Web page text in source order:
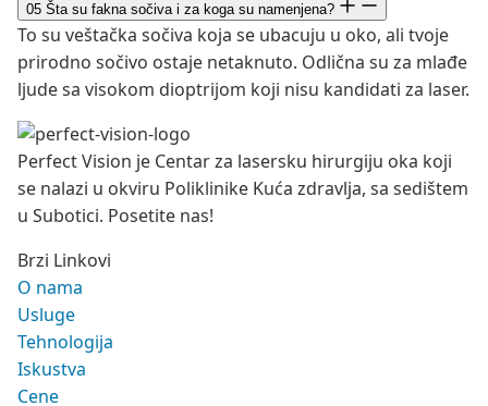
05 Šta su fakna sočiva i za koga su namenjena?
To su veštačka sočiva koja se ubacuju u oko, ali tvoje
prirodno sočivo ostaje netaknuto. Odlična su za mlađe
ljude sa visokom dioptrijom koji nisu kandidati za laser.
Perfect Vision je Centar za lasersku hirurgiju oka koji
se nalazi u okviru Poliklinike Kuća zdravlja, sa sedištem
u Subotici. Posetite nas!
Brzi Linkovi
O nama
Usluge
Tehnologija
Iskustva
Cene